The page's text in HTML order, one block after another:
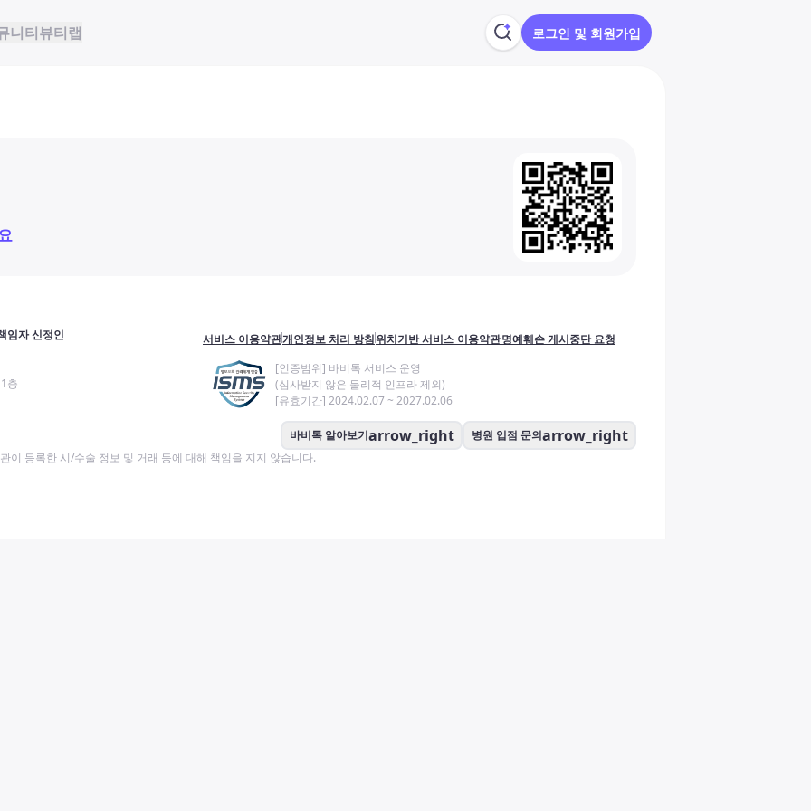
니티뷰티랩 로그인 및 회원가입
임자 신정인
층
서비스 이용약관개인정보 처리 방침위치기반 서비스 이용약관명예훼손 게시중단 요청
[인증범위] 바비톡 서비스 운영
(심사받지 않은 물리적 인프라 제외)
[유효기간] 2024.02.07 ~ 2027.02.06
바비톡 알아보기arrow_right 병원 입점 문의arrow_right
이 등록한 시/수술 정보 및 거래 등에 대해 책임을 지지 않습니다.